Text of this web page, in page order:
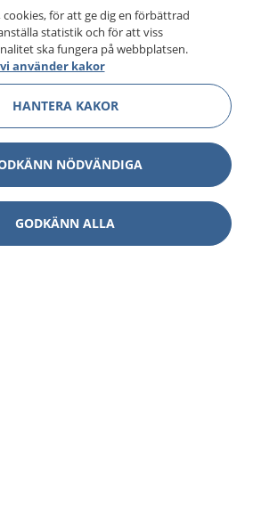
för att ge dig en förbättrad
statistik och för att viss
ska fungera på webbplatsen.
använder kakor
HANTERA KAKOR
NÖDVÄNDIGA
GODKÄNN ALLA